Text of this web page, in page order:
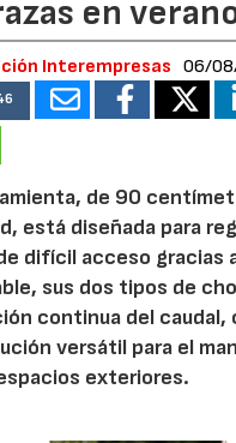
en
Interempresas 06/
de 90
está diseñada para
difícil acceso gracias
sus dos tipos de
continua del
versátil para el
exteriores.